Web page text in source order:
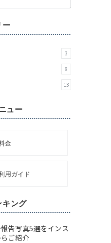
ー
3
8
13
ュー
金
用ガイド
キング
告写真5選をインス
ご紹介